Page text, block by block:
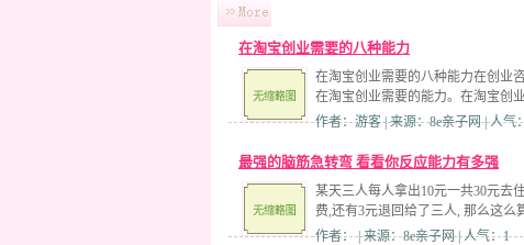
在淘宝创业需要的八种能力
在淘宝创业需要的八种能力在创业
在淘宝创业需要的能力。在淘宝创
作者：游客 | 来源：8e亲子网 | 人气
最强的脑筋急转弯 看看你反应能力有多强
某天三人每人拿出10元一共30元去
费,还有3元退回给了三人, 那么这么
作者： | 来源：8e亲子网 | 人气：1